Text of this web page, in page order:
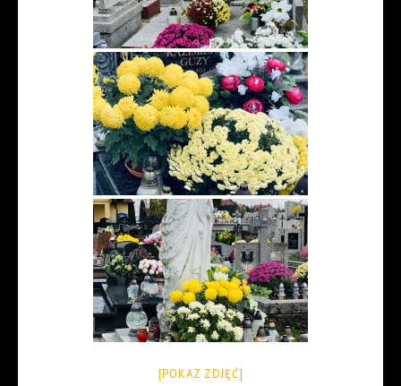
[POKAZ ZDJĘĆ]